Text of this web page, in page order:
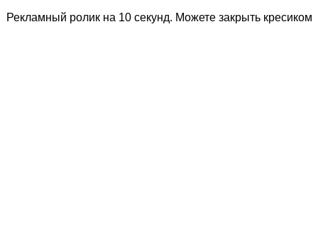
Рекламный ролик на 10 секунд. Можете закрыть кресиком